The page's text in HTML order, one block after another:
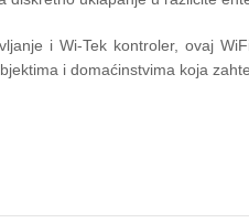
i Wi-Tek kontroler, ovaj
i domaćinstvima koja